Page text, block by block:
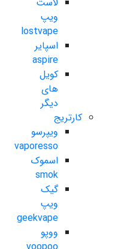
ویپ
lostvape
اسپایر
aspire
کویل
های
دیگر
کارتریج
ویپرسو
vaporesso
اسموک
smok
گیک
ویپ
geekvape
ووپو